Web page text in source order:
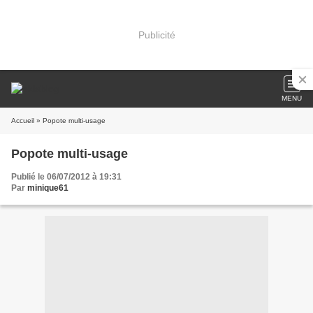
Publicité
MENU
Accueil » Popote multi-usage
Popote multi-usage
Publié le 06/07/2012 à 19:31
Par minique61